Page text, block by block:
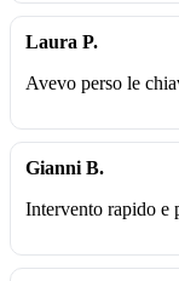
Laura P.
Avevo perso le
Gianni B.
Intervento rapido e